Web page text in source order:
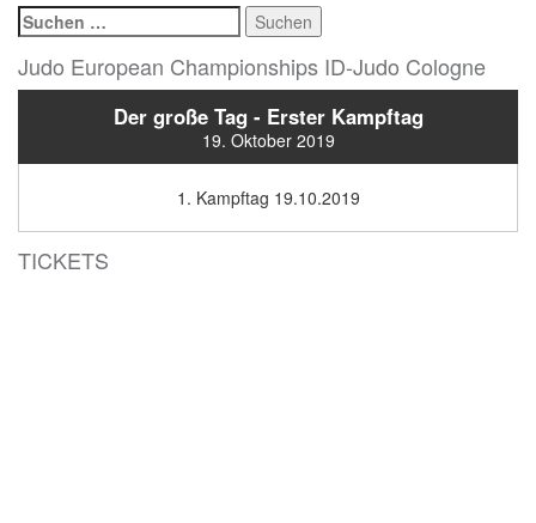
Suchen
nach:
Judo European Championships ID-Judo Cologne
Der große Tag - Erster Kampftag
19. Oktober 2019
1. Kampftag 19.10.2019
TICKETS